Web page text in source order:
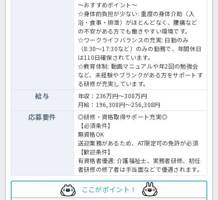
～おすすめポイント～
☆身体的負担が少ない: 重度の身体介助（入
浴・食事・排泄）がほとんどなく、腰痛など
の不安がある方でも働きやすい環境です。
☆ワークライフバランスの充実: 日勤のみ
（8:30～17:30など）のみの勤務で、年間休日
は110日確保されています。
☆教育体制: 動画マニュアルや年2回の勉強会
など、未経験やブランクがある方をサポートす
る研修が充実しています。
給与
年収：236万円～308万円
月給：196,308円～256,308円
応募要件
◎研修・資格取得サポート充実◎
【必須条件】
無資格OK
送迎業務があるため、AT限定可の免許が必須
【歓迎条件】
有資格者優遇: 介護福祉士、実務者研修、初任
者研修の修了者は手当面などで優遇されます。
ここがポイント！